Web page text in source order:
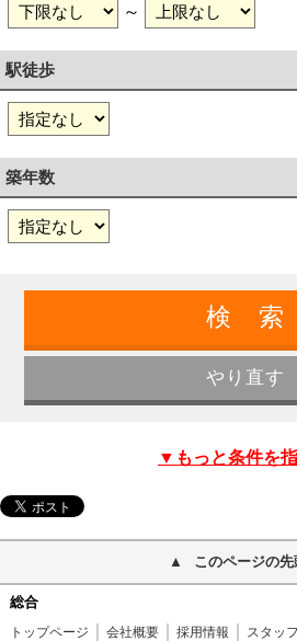
～
駅徒歩
築年数
▼もっと条件を
このページの先
総合
トップページ 会社概要 採用情報 スタッ